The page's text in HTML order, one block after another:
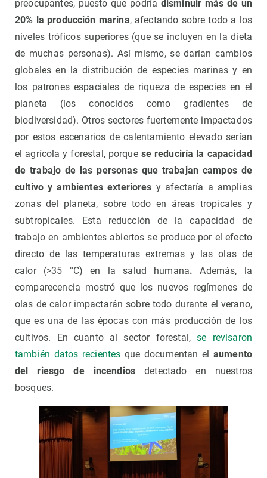
preocupantes, puesto que podría disminuir más de un
20% la producción marina, afectando sobre todo a los
niveles tróficos superiores (que se incluyen en la dieta
de muchas personas). Así mismo, se darían cambios
globales en la distribución de especies marinas y en
los patrones espaciales de riqueza de especies en el
planeta (los conocidos como gradientes de
biodiversidad). Otros sectores fuertemente impactados
por estos escenarios de calentamiento elevado serían
el agrícola y forestal, porque se reduciría la capacidad
de trabajo de las personas que trabajan campos de
cultivo y ambientes exteriores y afectaría a amplias
zonas del planeta, sobre todo en áreas tropicales y
subtropicales. Esta reducción de la capacidad de
trabajo en ambientes abiertos se produce por el efecto
directo de las temperaturas extremas y las olas de
calor (>35 °C) en la salud humana. Además, la
comparecencia mostró que los nuevos regímenes de
olas de calor impactarán sobre todo durante el verano,
que es una de las épocas con más producción de los
cultivos. En cuanto al sector forestal,se revisaron
también datos recientes que documentan el aumento
del riesgo de incendios detectado en nuestros
bosques.